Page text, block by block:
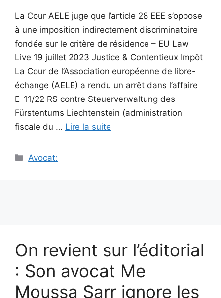
La Cour AELE juge que l’article 28 EEE s’oppose
à une imposition indirectement discriminatoire
fondée sur le critère de résidence – EU Law
Live 19 juillet 2023 Justice & Contentieux Impôt
La Cour de l’Association européenne de libre-
échange (AELE) a rendu un arrêt dans l’affaire
E-11/22 RS contre Steuerverwaltung des
Fürstentums Liechtenstein (administration
fiscale du … Lire la suite
Catégories
Avocat:
On revient sur l’éditorial
: Son avocat Me
Moussa Sarr ignore les